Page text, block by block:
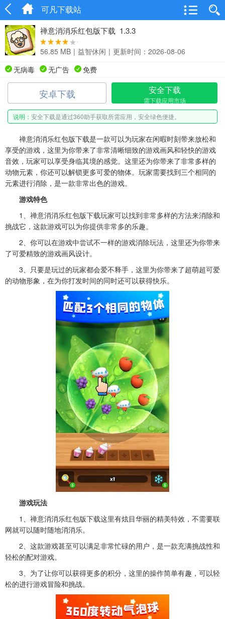
可凡下载站
禅意消消乐红包版下载 1.3.3
56.85 MB | 益智休闲 | 更新时间：2026-08-06
无病毒
无广告 免费
安卓下载 安全下载
需下载应用市场
说明： 安全下载是通过360助手获取所需应用，安全绿色便捷。
禅意消消乐红包版下载是一款可以为玩家在闲暇时刻带来放松和
享受的游戏，这里为你带来了非常清晰细致的游戏画风和轻快的游戏
音效，玩家可以享受身临其境的感觉。这里还为你带来了非常多样的
动物元素，你还可以解锁更多可爱的物体。玩家需要找到三个相同的
元素进行消除，是一款非常出色的游戏。
游戏特色
1、禅意消消乐红包版下载玩家可以找到非常多样的方法来消除和
挑战它，这款游戏可以为你提供非常多的乐趣。
2、你可以在游戏中尝试不一样的游戏消除玩法，这里还为你带来
了可爱精致的游戏画风设计。
3、只要是玩过的玩家都会爱不释手，这里为你带来了超萌超可爱
的动物形象，在为你打发时间的同时还可以获得快乐。
游戏玩法
1、禅意消消乐红包版下载这里有炫目华丽的精美特效，不需要联
网就可以随时随地消消乐。
2、这款游戏甚至可以满足非常忙碌的用户，是一款充满挑战性和
轻松的配对游戏。
3、为了让你可以获得更多的积分，这里的操作简单有趣，可以轻
松的进行游戏冒险和挑战。